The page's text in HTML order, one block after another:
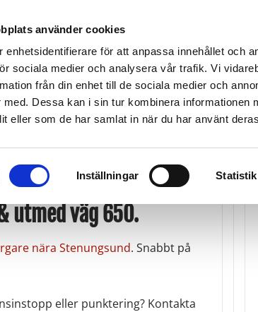
använder cookies
enhetsidentifierare för att anpassa innehållet och
sociala medier och analysera vår trafik. Vi
från din enhet till de sociala medier och
med. Dessa kan i sin tur kombinera informationen
eller som de har samlat in när du har använt
Inställningar Statistik
Skara
0511-15900
Stenungsund
Kungälv -Ale
k0303-696 00
utmed väg 650.
nära Stenungsund. Snabbt på
eller punktering? Kontakta